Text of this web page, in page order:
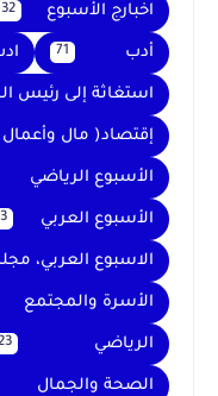
اخبارج الأسبوع 32
أدب 71
استغاثة إلى رئيس
إقتصاد( مال
الأسبوع الرياضي
الأسبوع العربي
الاسبوع العربي،
الأسرة والمجتمع
الرياضي
الصحة والجمال